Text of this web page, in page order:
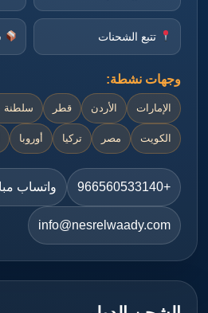
تتبع الشحنات
وجهات نشطة:
الإمارات الأردن قطر سلطنة
الكويت مصر تركيا أوروبا
+966560533140 واتساب
info@nesrelwaady.com